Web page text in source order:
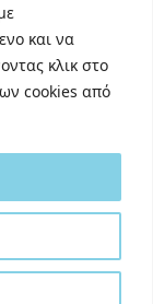
και να
κλικ στο
cookies από
by